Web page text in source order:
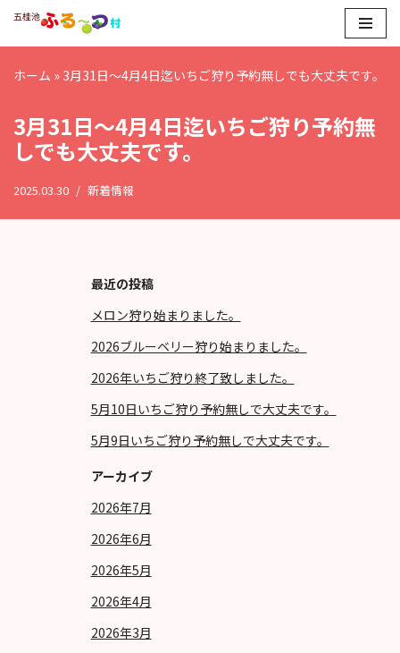
コ
ン
ン
ツ
へ
ス
ホーム » 3月31日～4月4日迄いちご狩り予約無しでも大丈夫です。
3月31日～4月4日迄いちご狩り予約無
しでも大丈夫です。
2025.03.30 新着情報
最近の投稿
メロン狩り始まりました。
2026ブルーベリー狩り始まりました。
2026年いちご狩り終了致しました。
5月10日いちご狩り予約無しで大丈夫です。
5月9日いちご狩り予約無しで大丈夫です。
アーカイブ
2026年7月
2026年6月
2026年5月
2026年4月
2026年3月